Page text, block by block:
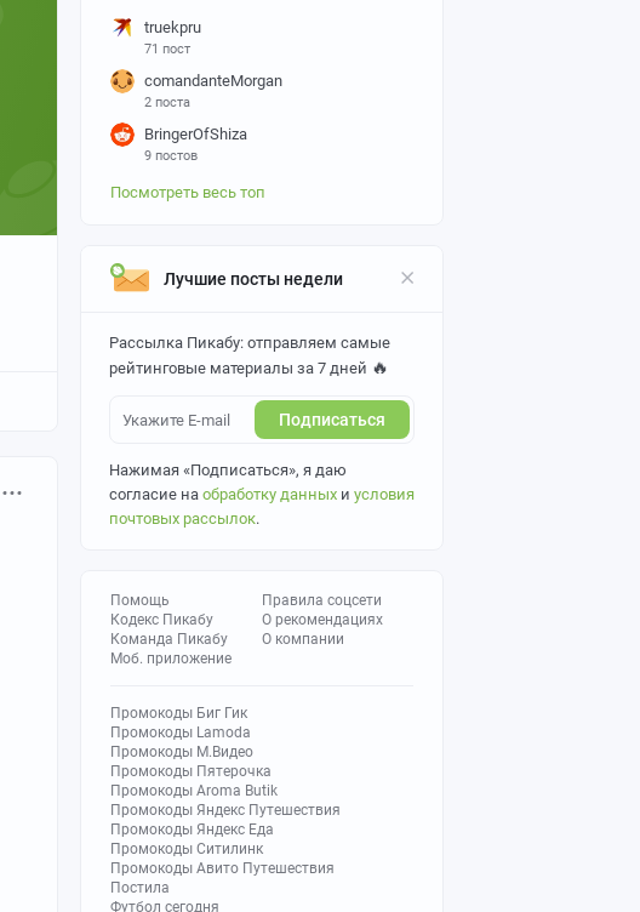
truekpru
71 пост
comandanteMorgan
2 поста
BringerOfShiza
9 постов
Посмотреть весь топ
Лучшие посты недели
Рассылка Пикабу: отправляем самые
рейтинговые материалы за 7 дней 🔥
Подписаться
Нажимая «Подписаться», я даю
согласие на обработку данных и условия
почтовых рассылок.
Помощь
Кодекс Пикабу
Команда Пикабу
Моб. приложение
Правила соцсети
О рекомендациях
О компании
Промокоды Биг Гик
Промокоды Lamoda
Промокоды М.Видео
Промокоды Пятерочка
Промокоды Aroma Butik
Промокоды Яндекс Путешествия
Промокоды Яндекс Еда
Промокоды Ситилинк
Промокоды Авито Путешествия
Постила
Футбол сегодня